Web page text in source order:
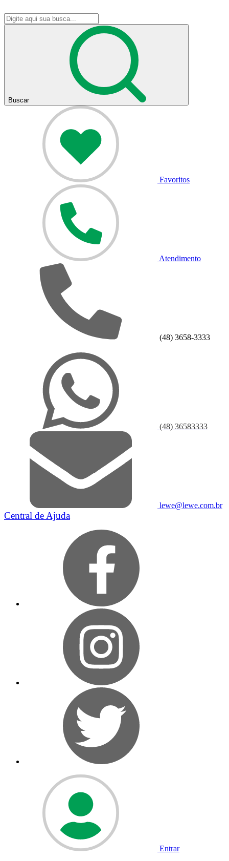
Buscar
Favoritos
Atendimento
(48) 3658-3333
(48) 36583333
lewe@lewe.com.br
Central de Ajuda
Entrar